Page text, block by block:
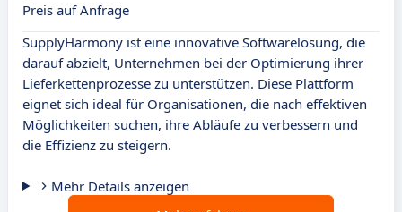
Preis auf Anfrage
SupplyHarmony ist eine innovative Softwarelösung, die
darauf abzielt, Unternehmen bei der Optimierung ihrer
Lieferkettenprozesse zu unterstützen. Diese Plattform
eignet sich ideal für Organisationen, die nach effektiven
Möglichkeiten suchen, ihre Abläufe zu verbessern und
die Effizienz zu steigern.
Mehr Details anzeigen